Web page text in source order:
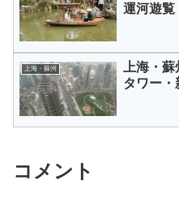
運河遊覧
上海・蘇州
上海・
タワー・
コメント